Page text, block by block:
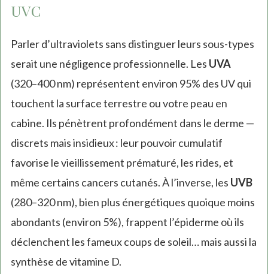
UVC
Parler d’ultraviolets sans distinguer leurs sous-types
serait une négligence professionnelle. Les UVA
(320–400 nm) représentent environ 95% des UV qui
touchent la surface terrestre ou votre peau en
cabine. Ils pénètrent profondément dans le derme —
discrets mais insidieux : leur pouvoir cumulatif
favorise le vieillissement prématuré, les rides, et
même certains cancers cutanés. À l’inverse, les UVB
(280–320 nm), bien plus énergétiques quoique moins
abondants (environ 5%), frappent l’épiderme où ils
déclenchent les fameux coups de soleil… mais aussi la
synthèse de vitamine D.